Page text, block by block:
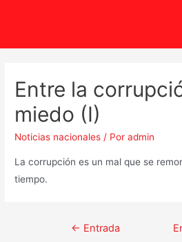
Entre la
miedo (I)
Noticias nacionales / Poradmin
La corrupción es un mal que se
tiempo.
Navegación
← Entrada